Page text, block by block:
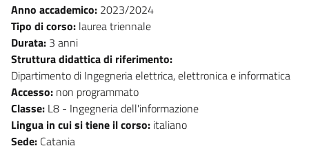
Anno accademico: 2023/2024
Tipo di corso: laurea triennale
Durata: 3 anni
Struttura didattica di riferimento:
Dipartimento di Ingegneria elettrica, elettronica e informatica
Accesso: non programmato
Classe: L8 - Ingegneria dell'informazione
Lingua in cui si tiene il corso: italiano
Sede: Catania